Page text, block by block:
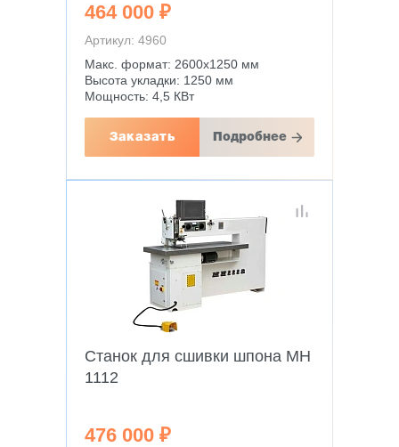
464 000 ₽
Артикул: 4960
Макс. формат: 2600х1250 мм
Высота укладки: 1250 мм
Мощность: 4,5 КВт
Заказать Подробнее
Станок для сшивки шпона MH
1112
476 000 ₽